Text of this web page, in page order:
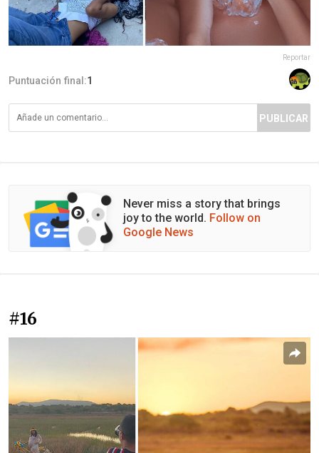
Reportar
Puntuación final:1
PUBLICAR
Never miss a story that brings
joy to the world. Follow on
Google News
#16